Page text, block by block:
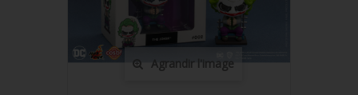
FIGURINES POP SPORTS
FIGURINES POP ANIME
FIGURINES POP HARRY POTTER
Agrandir l'image